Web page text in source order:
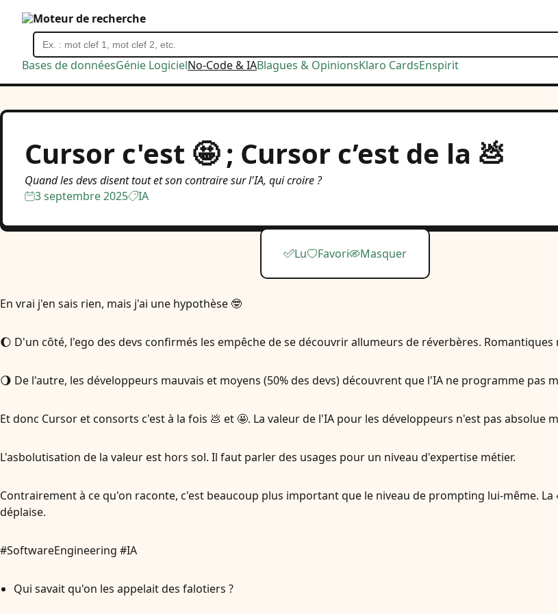
Bases de donnéesGénie LogicielNo-Code & IABlagues & OpinionsKlaro CardsEnspirit
Moteur de recherche
Cursor c'est 🤩 ; Cursor c’est de la 💩
Quand les devs disent tout et son contraire sur l'IA, qui croire ?
3 septembre 2025
IA
Lu Favori Masquer
En vrai j'en sais rien, mais j'ai une hypothèse 🤓
🌔 D'un côté, l'ego des devs confirmés les empêche de se découvrir allumeurs de réverbères. Romantiques
🌖 De l'autre, les développeurs mauvais et moyens (50% des devs) découvrent que l'IA ne programme pas
Et donc Cursor et consorts c'est à la fois 💩 et 🤩. La valeur de l'IA pour les développeurs n'est pas absolue
L'asbolutisation de la valeur est hors sol. Il faut parler des usages pour un niveau d'expertise métier.
Contrairement à ce qu'on raconte, c'est beaucoup plus important que le niveau de prompting lui-même.
déplaise.
#SoftwareEngineering #IA
Qui savait qu'on les appelait des falotiers ?